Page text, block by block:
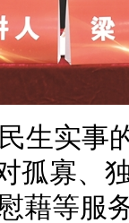
生实事
孤寡、
藉等服